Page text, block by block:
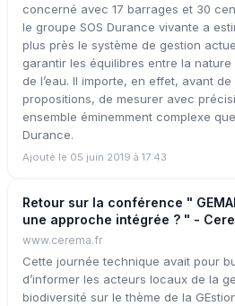
concerné avec 17 barrages et 30
le groupe SOS Durance vivante a
plus près le système de gestion
garantir les équilibres entre la
de l’eau. Il importe, en effet, avant
propositions, de mesurer avec
ensemble éminemment complexe
Durance.
Ajouté le 05 juin 2019 à 17:43
Retour sur la conférence "
une approche intégrée ? " -
www.cerema.fr
Cette journée technique avait pour
d’informer les acteurs locaux de la
biodiversité sur le thème de la